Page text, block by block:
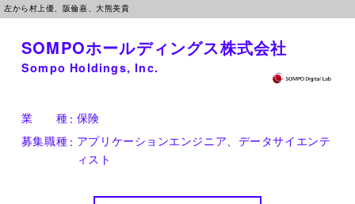
左から村上優、阪倫嘉、大熊美貴
SOMPOホールディングス株式会社
Sompo Holdings, Inc.
業 種 保険
募集職種
アプリケーションエンジニア、データサイエンテ
ィスト